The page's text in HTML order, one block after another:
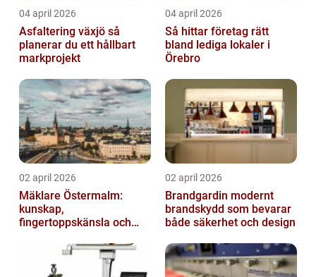
04 april 2026
Asfaltering växjö så
planerar du ett hållbart
markprojekt
04 april 2026
Så hittar företag rätt
bland lediga lokaler i
Örebro
02 april 2026
Mäklare Östermalm:
kunskap,
fingertoppskänsla och
02 april 2026
Brandgardin modernt
brandskydd som bevarar
både säkerhet och design